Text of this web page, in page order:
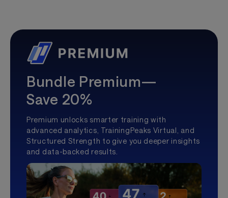
Bundle Premium—
Save 20%
Premium unlocks smarter training with
advanced analytics, TrainingPeaks Virtual, and
Structured Strength to give you deeper insights
and data-backed results.